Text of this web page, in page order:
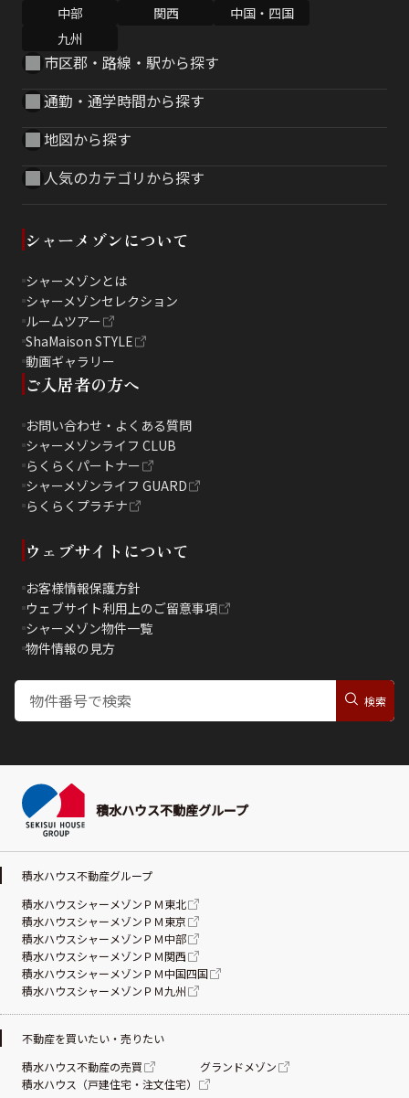
中部
関西
中国・四国
九州
市区郡・路線・駅から探す
通勤・通学時間から探す
地図から探す
人気のカテゴリから探す
シャーメゾンについて
シャーメゾンとは
シャーメゾンセレクション
ルームツアー
ShaMaison STYLE
動画ギャラリー
ご入居者の方へ
お問い合わせ・よくある質問
シャーメゾンライフ CLUB
らくらくパートナー
シャーメゾンライフ GUARD
らくらくプラチナ
ウェブサイトについて
お客様情報保護方針
ウェブサイト利用上のご留意事項
シャーメゾン物件一覧
物件情報の見方
積水ハウス不動産グループ
積水ハウス不動産グループ
積水ハウスシャーメゾンＰＭ東北
積水ハウスシャーメゾンＰＭ東京
積水ハウスシャーメゾンＰＭ中部
積水ハウスシャーメゾンＰＭ関西
積水ハウスシャーメゾンＰＭ中国四国
積水ハウスシャーメゾンＰＭ九州
不動産を買いたい・売りたい
積水ハウス不動産の売買
グランドメゾン
積水ハウス（戸建住宅・注文住宅）